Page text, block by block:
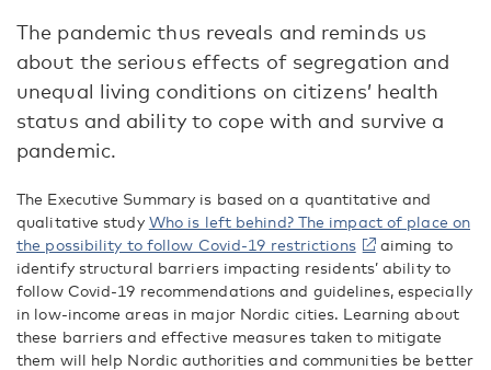
The pandemic thus reveals and reminds us
about the serious effects of segregation and
unequal living conditions on citizens’ health
status and ability to cope with and survive a
pandemic.
The Executive Summary is based on a quantitative and
qualitative study Who is left behind? The impact of place on
the possibility to follow Covid-19 restrictions
aiming to
identify structural barriers impacting residents’ ability to
follow Covid-19 recommendations and guidelines, especially
in low-income areas in major Nordic cities. Learning about
these barriers and effective measures taken to mitigate
them will help Nordic authorities and communities be better